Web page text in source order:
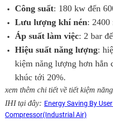
Công suất: 180 kw đến
Lưu lượng khí nén: 2400
Áp suất làm việc: 2 bar
Hiệu suất năng lượng:
kiệm năng lượng hơn hẳn
khúc tới 20%.
xem thêm chi tiết về tiết kiệm
IHI tại đây: Energy Saving By
Compressor(Industrial Air)